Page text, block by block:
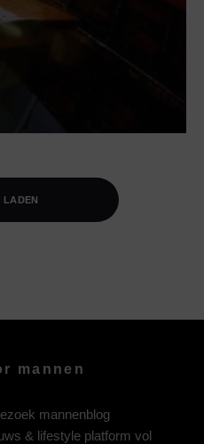
LADEN
mannen
mannenblog
& lifestyle platform vol